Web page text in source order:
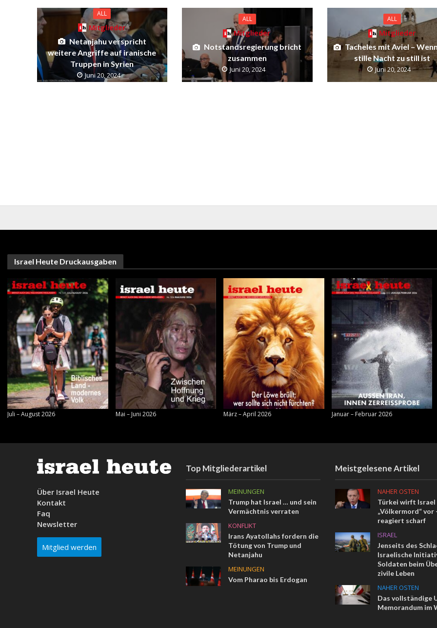
ALL
Mitglieder
Netanjahu verspricht
weitere Angriffe auf iranische
Truppen in Syrien
Juni 20, 2024
ALL
Mitglieder
Notstandsregierung bricht
zusammen
Juni 20, 2024
ALL
Mitglieder
Tacheles mit Aviel –
stille Nacht zu still ist
Juni 20, 2024
Israel Heute Druckausgaben
Juli – August 2026 Mai – Juni 2026 März – April 2026 Januar – Februar 2026
Über Israel Heute
Kontakt
Faq
Newsletter
Mitglied werden
Top Mitgliederartikel
MEINUNGEN
Trump hat Israel … und sein
Vermächtnis verraten
KONFLIKT
Irans Ayatollahs fordern die
Tötung von Trump und
Netanjahu
MEINUNGEN
Vom Pharao bis Erdogan
Meistgelesene Artikel
NAHER OSTEN
Türkei wirft Israel
„Völkermord“ vor
reagiert scharf
ISRAEL
Jenseits des
Israelische
Soldaten beim
zivile Leben
NAHER OSTEN
Das vollständige
Memorandum im